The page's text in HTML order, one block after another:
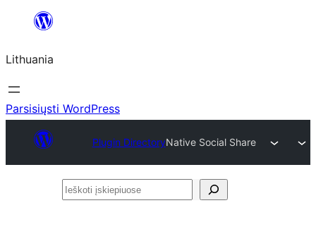
turinio
Lithuania
Parsisiųsti WordPress
Plugin DirectoryNative Social Share
Ieškoti